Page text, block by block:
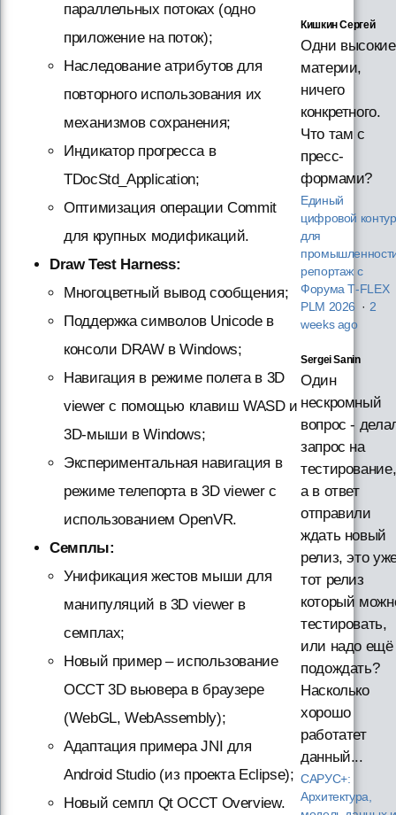
параллельных потоках (одно
приложение на поток);
Наследование атрибутов для
повторного использования их
механизмов сохранения;
Индикатор прогресса в
TDocStd_Application;
Оптимизация операции Commit
для крупных модификаций.
Draw Test Harness:
Многоцветный вывод сообщения;
Поддержка символов Unicode в
консоли DRAW в Windows;
Навигация в режиме полета в 3D
viewer с помощью клавиш WASD и
3D-мыши в Windows;
Экспериментальная навигация в
режиме телепорта в 3D viewer с
использованием OpenVR.
Семплы:
Унификация жестов мыши для
манипуляций в 3D viewer в
семплах;
Новый пример – использование
OCCT 3D вьювера в браузере
(WebGL, WebAssembly);
Адаптация примера JNI для
Android Studio (из проекта Eclipse);
Новый семпл Qt OCCT Overview.
Кишкин Сергей
Одни высокие
материи,
ничего
конкретного.
Что там с
пресс-
формами?
Единый
цифровой контур
для
репортаж с
Форума T‑FLEX
PLM 2026 · 2
weeks ago
Sergei Sanin
Один
нескромный
вопрос -
запрос на
тестирование,
а в ответ
отправили
ждать новый
релиз, это
тот релиз
который
тестировать,
или надо ещё
подождать?
Насколько
хорошо
работатет
данный...
САРУС+:
Архитектура,